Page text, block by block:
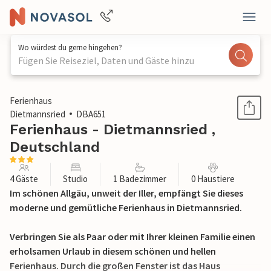
Wo würdest du gerne hingehen?
Fügen Sie Reiseziel, Daten und Gäste hinzu
1 / 18
Ferienhaus
Dietmannsried
DBA651
Ferienhaus - Dietmannsried ,
Deutschland
4 Gäste Studio 1 Badezimmer 0 Haustiere
Im schönen Allgäu, unweit der Iller, empfängt Sie dieses
moderne und gemütliche Ferienhaus in Dietmannsried.
Verbringen Sie als Paar oder mit Ihrer kleinen Familie einen
erholsamen Urlaub in diesem schönen und hellen
Ferienhaus. Durch die großen Fenster ist das Haus